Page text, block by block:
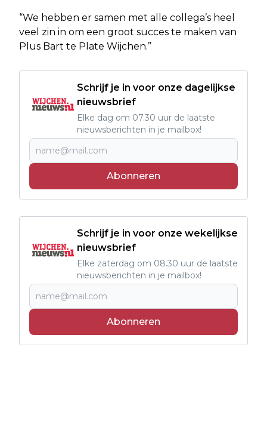
“We hebben er samen met alle collega’s heel
veel zin in om een groot succes te maken van
Plus Bart te Plate Wijchen.”
Schrijf je in voor onze dagelijkse
nieuwsbrief
Elke dag om 07.30 uur de laatste
nieuwsberichten in je mailbox!
Abonneren
Schrijf je in voor onze wekelijkse
nieuwsbrief
Elke zaterdag om 08.30 uur de laatste
nieuwsberichten in je mailbox!
Abonneren